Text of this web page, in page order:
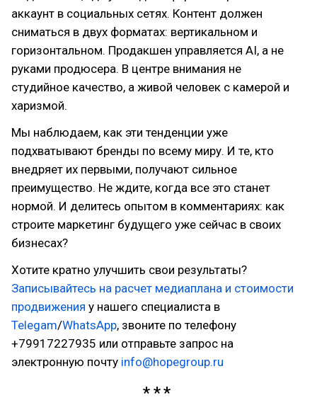
аккаунт в социальных сетях. Контент должен
сниматься в двух форматах: вертикальном и
горизонтальном. Продакшен управляется AI, а не
руками продюсера. В центре внимания не
студийное качество, а живой человек с камерой и
харизмой.
Мы наблюдаем, как эти тенденции уже
подхватывают бренды по всему миру. И те, кто
внедряет их первыми, получают сильное
преимущество. Не ждите, когда все это станет
нормой. И делитесь опытом в комментариях: как
строите маркетинг будущего уже сейчас в своих
бизнесах?
Хотите кратно улучшить свои результаты?
Записывайтесь на расчет медиаплана и стоимости
продвижения у нашего специалиста в
Telegam/WhatsApp, звоните по телефону
+79917227935 или отправьте запрос на
электронную почту info@hopegroup.ru